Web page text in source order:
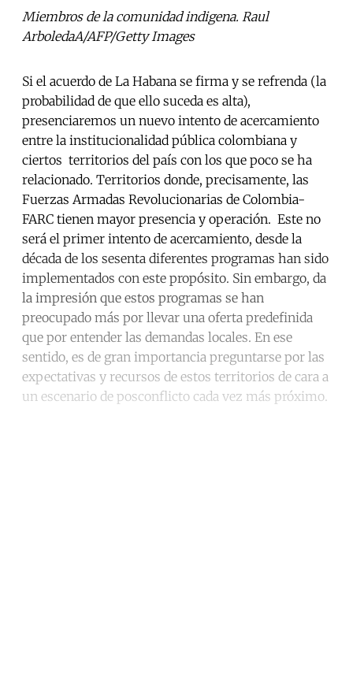
Miembros de la comunidad indigena. Raul
ArboledaA/AFP/Getty Images
Si el acuerdo de La Habana se firma y se refrenda (la
probabilidad de que ello suceda es alta),
presenciaremos un nuevo intento de acercamiento
entre la institucionalidad pública colombiana y
ciertos territorios del país con los que poco se ha
relacionado. Territorios donde, precisamente, las
Fuerzas Armadas Revolucionarias de Colombia-
FARC tienen mayor presencia y operación. Este no
será el primer intento de acercamiento, desde la
década de los sesenta diferentes programas han sido
implementados con este propósito. Sin embargo, da
la impresión que estos programas se han
preocupado más por llevar una oferta predefinida
que por entender las demandas locales. En ese
sentido, es de gran importancia preguntarse por las
expectativas y recursos de estos territorios de cara a
un escenario de posconflicto cada vez más próximo.